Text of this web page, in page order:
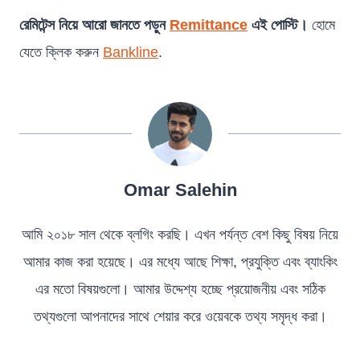
রেমিটেন্স নিয়ে আরো জানতে পড়ুন Remittance এই পোস্টি। হোমে
যেতে ক্লিক করুন Bankline.
Omar Salehin
আমি ২০১৮ সাল থেকে ব্লগিং করছি। এখন পর্যন্ত বেশ কিছু বিষয় নিয়ে
আমার কাজ করা হয়েছে। এর মধ্যে আছে শিক্ষা, প্রযুক্তি এবং ব্যাংকিং
এর মতো বিষয়গুলো। আমার উদ্দেশ্য হচ্ছে প্রয়োজনীয় এবং সঠিক
তথ্যগুলো আপনাদের সাথে শেয়ার করে ওয়েবকে তথ্য সমৃদ্ধ করা।